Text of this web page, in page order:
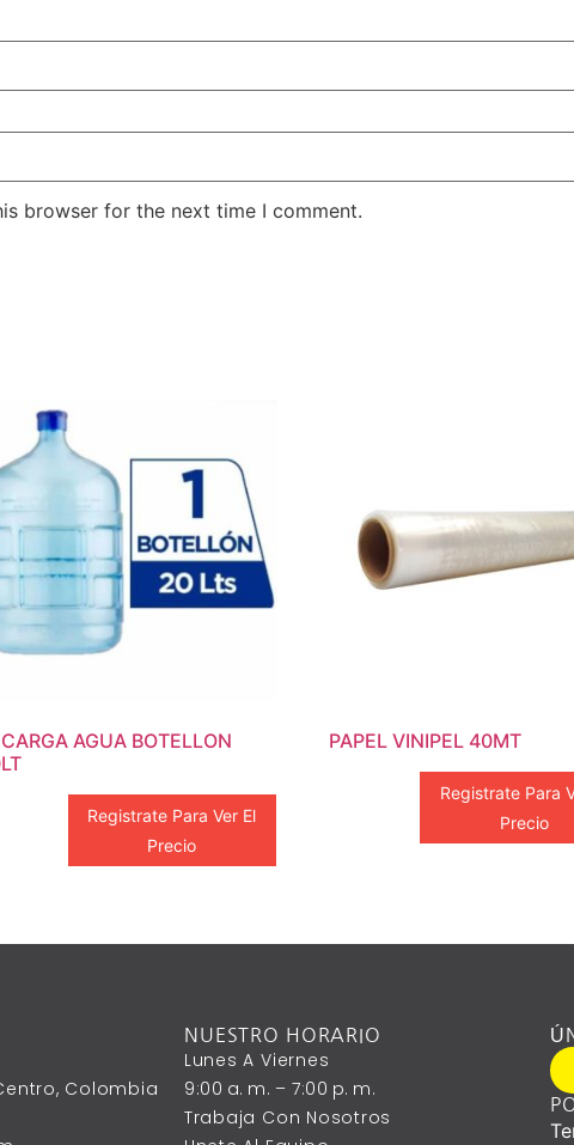
browser for the next time I comment.
AGUA BOTELLON
Registrate Para Ver El
Precio
PAPEL VINIPEL 40MT
Registrate Para
Precio
Colombia
NUESTRO HORARIO
Lunes A ‎Viernes
9:00 A. M. – 7:00 P. M.
Trabaja Con Nosotros